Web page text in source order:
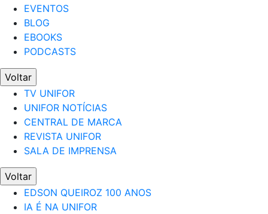
EVENTOS
BLOG
EBOOKS
PODCASTS
Voltar
TV UNIFOR
UNIFOR NOTÍCIAS
CENTRAL DE MARCA
REVISTA UNIFOR
SALA DE IMPRENSA
Voltar
EDSON QUEIROZ 100 ANOS
IA É NA UNIFOR